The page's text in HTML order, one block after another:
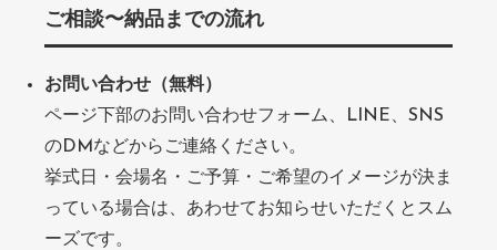
ご相談〜納品までの流れ
お問い合わせ（無料）
ページ下部のお問い合わせフォーム、LINE、SNS
のDMなどからご連絡ください。
挙式日・会場名・ご予算・ご希望のイメージが決ま
っている場合は、あわせてお知らせいただくとスム
ーズです。